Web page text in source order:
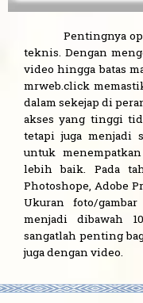
Pentingnya
teknis. Dengan
video hingga batas
mrweb.click
dalam sekejap di
akses yang tinggi
tetapi juga menjadi
untuk
lebih baik. Pada
Photoshope, Adobe
Ukuran foto/
menjadi dibawah
sangatlah penting
juga dengan video.